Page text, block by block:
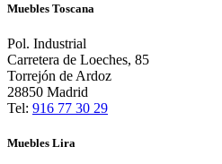
Muebles Toscana
Pol. Industrial
Carretera de Loeches, 85
Torrejón de Ardoz
28850 Madrid
Tel: 916 77 30 29
Muebles Lira